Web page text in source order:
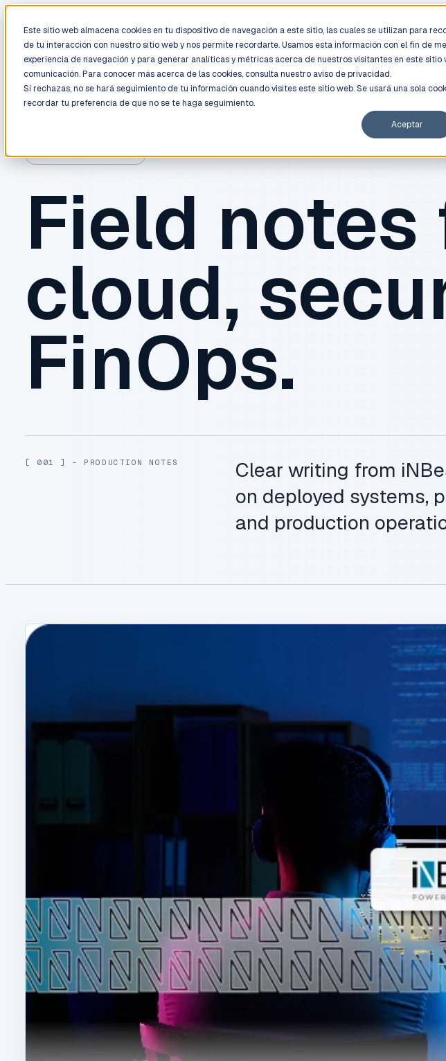
Este sitio web almacena cookies en tu dispositivo de navegación a este sitio, las cuales se utilizan para
de tu interacción con nuestro sitio web y nos permite recordarte. Usamos esta información con el fin de
experiencia de navegación y para generar analíticas y métricas acerca de nuestros visitantes en este sitio
comunicación. Para conocer más acerca de las cookies, consulta nuestro aviso de privacidad.
Si rechazas, no se hará seguimiento de tu información cuando visites este sitio web. Se usará una sola
recordar tu preferencia de que no se te haga seguimiento.
Aceptar
Process Services
BLOG / FIELD NOTES
Field notes
cloud,
FinOps.
[ 001 ] - PRODUCTION NOTES
Clear writing from
on deployed systems,
and production